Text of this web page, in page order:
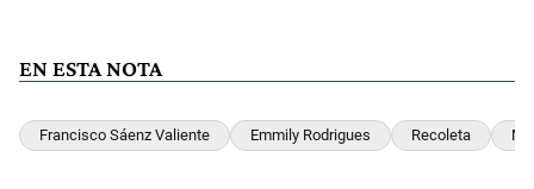
EN ESTA NOTA
Francisco Sáenz Valiente Emmily Rodrigues Recoleta